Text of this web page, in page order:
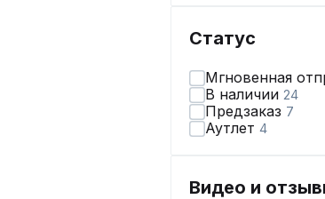
Статус
Мгновенная
В наличии 24
Предзаказ 7
Аутлет 4
Видео и